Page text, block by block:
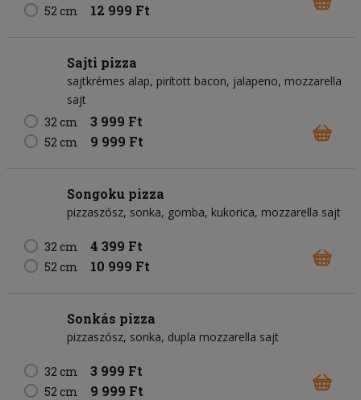
52 cm 12 999 Ft
Sajti pizza
sajtkrémes alap pirított bacon jalapeno mozzarella
sajt
32 cm
3 999 Ft
52 cm 9 999 Ft
Songoku pizza
pizzaszósz sonka gomba kukorica mozzarella sajt
32 cm 4 399 Ft
52 cm 10 999 Ft
Sonkás pizza
pizzaszósz sonka dupla mozzarella sajt
32 cm 3 999 Ft
52 cm 9 999 Ft